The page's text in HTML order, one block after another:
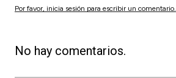
Por favor, inicia sesión para escribir un comentario.
No hay comentarios.